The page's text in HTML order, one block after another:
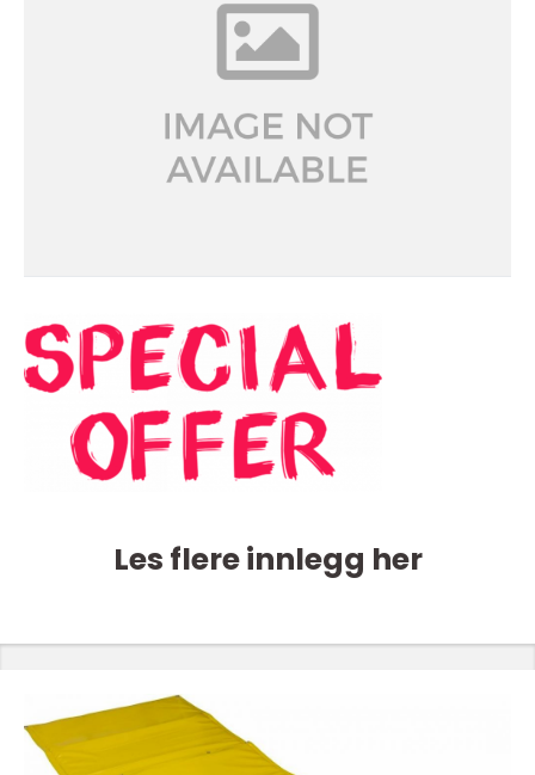
Les flere innlegg her